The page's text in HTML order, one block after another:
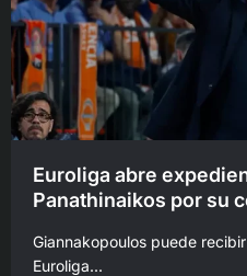
Euroliga abre
Panathinaikos por su
Giannakopoulos puede
Euroliga...